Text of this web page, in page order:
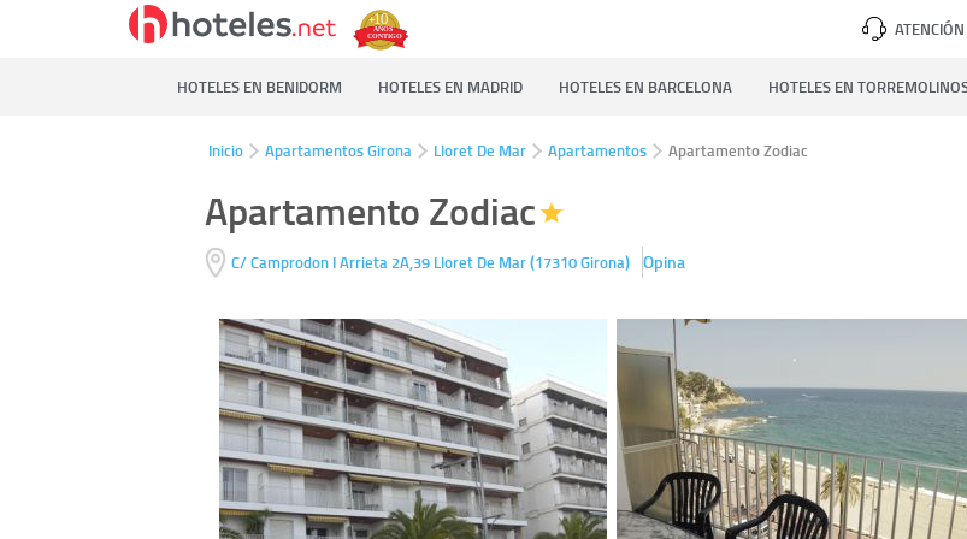
HOTELES EN BENIDORM HOTELES EN MADRID HOTELES EN BARCELONA HOTELES EN
Inicio Apartamentos Girona Lloret De Mar Apartamentos Apartamento Zodiac
Apartamento Zodiac
C/ Camprodon I Arrieta 2A,39 Lloret De Mar(17310Girona) Opina